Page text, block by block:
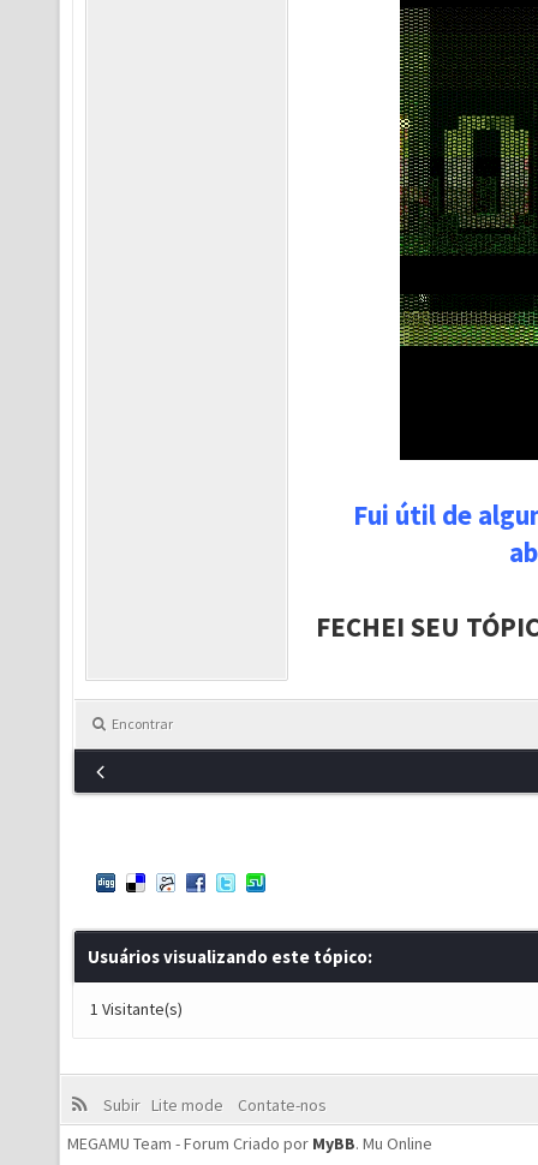
Fui útil de
FECHEI SEU
Encontrar
Usuários visualizando este tópico:
1 Visitante(s)
Subir Lite mode
Contate-nos
MEGAMU Team - Forum Criado por MyBB. Mu Online